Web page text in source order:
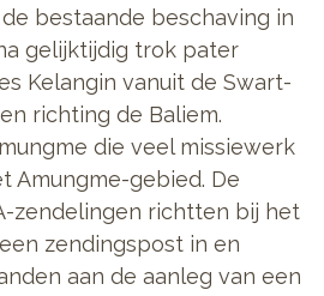
bestaande beschaving in
gelijktijdig trok pater
Kelangin vanuit de Swart-
richting de Baliem.
die veel missiewerk
Amungme-gebied. De
zendelingen richtten bij het
zendingspost in en
aan de aanleg van een